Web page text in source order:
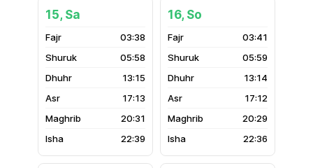
15, Sa
03:38
05:58
13:15
17:13
20:31
22:39
16, So
03:41
05:59
13:14
17:12
20:29
22:36